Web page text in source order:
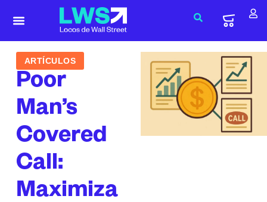
ARTÍCULOS
Poor
Man’s
Covered
Call:
Maximiza